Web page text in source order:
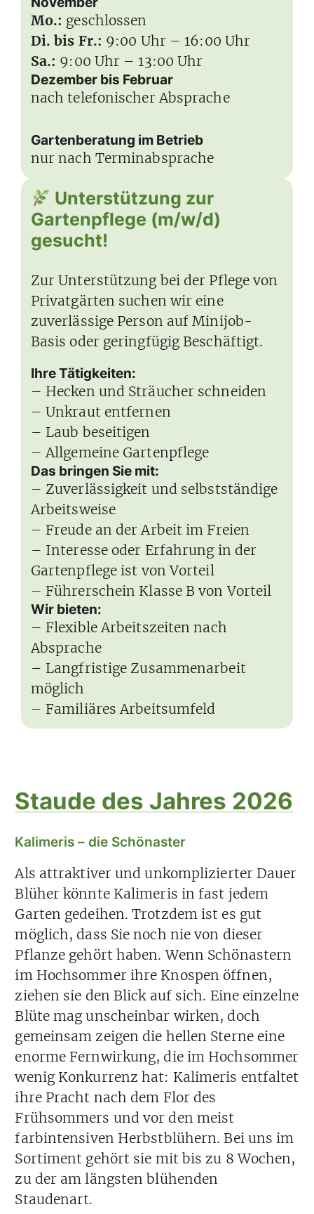
Mo.: geschlossen
Di. bis Fr.: 9:00 Uhr – 16:00 Uhr
Sa.: 9:00 Uhr – 13:00 Uhr
Dezember bis Februar
nach telefonischer Absprache
Gartenberatung im Betrieb
nur nach Terminabsprache
Unterstützung zur
Gartenpflege (m/w/d)
gesucht!
Zur Unterstützung bei der Pflege von
Privatgärten suchen wir eine
zuverlässige Person auf Minijob-
Basis oder geringfügig Beschäftigt.
Ihre Tätigkeiten:
– Hecken und Sträucher schneiden
– Unkraut entfernen
– Laub beseitigen
– Allgemeine Gartenpflege
Das bringen Sie mit:
– Zuverlässigkeit und selbstständige
Arbeitsweise
– Freude an der Arbeit im Freien
– Interesse oder Erfahrung in der
Gartenpflege ist von Vorteil
– Führerschein Klasse B von Vorteil
Wir bieten:
– Flexible Arbeitszeiten nach
Absprache
– Langfristige Zusammenarbeit
möglich
– Familiäres Arbeitsumfeld
Staude des Jahres 2026
Kalimeris – die Schönaster
Als attraktiver und unkomplizierter Dauer
Blüher könnte Kalimeris in fast jedem
Garten gedeihen. Trotzdem ist es gut
möglich, dass Sie noch nie von dieser
Pflanze gehört haben. Wenn Schönastern
im Hochsommer ihre Knospen öffnen,
ziehen sie den Blick auf sich. Eine einzelne
Blüte mag unscheinbar wirken, doch
gemeinsam zeigen die hellen Sterne eine
enorme Fernwirkung, die im Hochsommer
wenig Konkurrenz hat: Kalimeris entfaltet
ihre Pracht nach dem Flor des
Frühsommers und vor den meist
farbintensiven Herbstblühern. Bei uns im
Sortiment gehört sie mit bis zu 8 Wochen,
zu der am längsten blühenden
Staudenart.